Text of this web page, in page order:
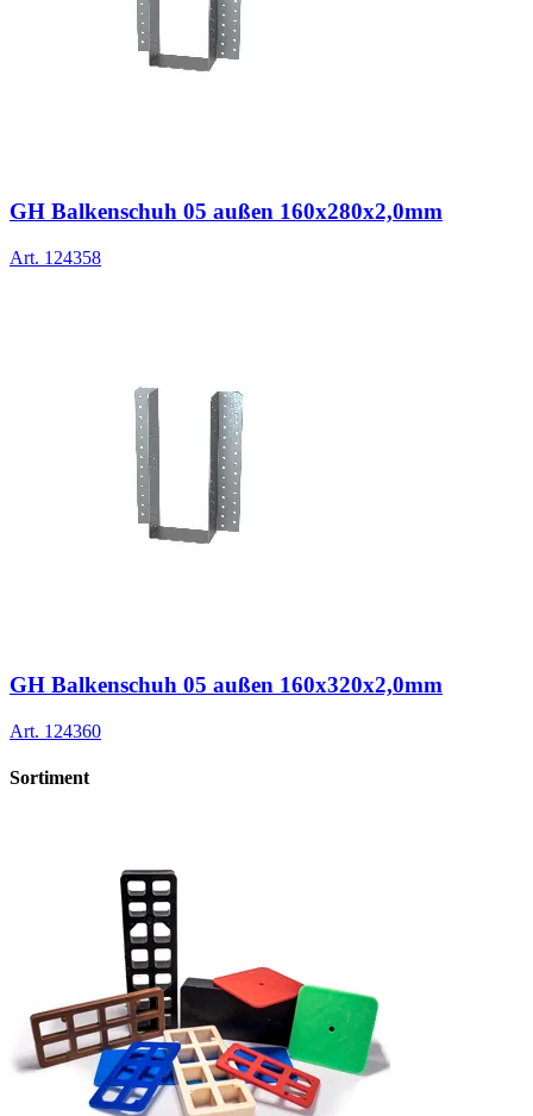
GH Balkenschuh 05 außen 160x280x2,0mm
Art. 124358
GH Balkenschuh 05 außen 160x320x2,0mm
Art. 124360
Sortiment